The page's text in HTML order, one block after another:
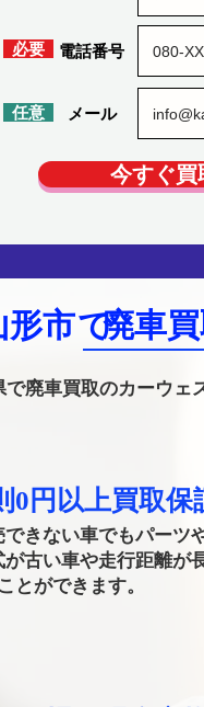
​電話番号
​必要
​任意 ​メール
今すぐ買
形市 廃車
で
で廃車買取のカーウェ
円以上買取保
きない車でもパーツ
古い車や走行距離が
とができます。